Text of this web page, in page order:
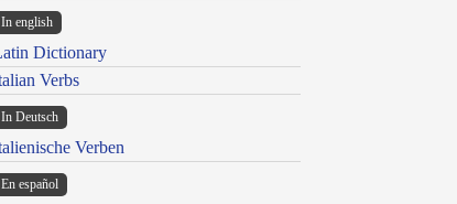
In english
Dictionary
Verbs
In Deutsch
Verben
En español